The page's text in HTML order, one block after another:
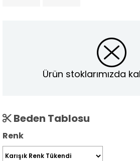
Ürün stoklarımızda
Beden Tablosu
Renk